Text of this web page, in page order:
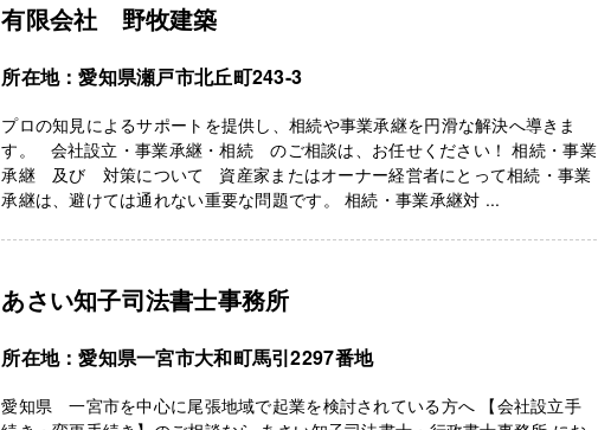
有限会社 野牧建築
所在地：愛知県瀬戸市北丘町243-3
プロの知見によるサポートを提供し、相続や事業承継を円滑な解決へ導きま
す。 会社設立・事業承継・相続 のご相談は、お任せください！ 相続・事業
承継 及び 対策について 資産家またはオーナー経営者にとって相続・事業
承継は、避けては通れない重要な問題です。 相続・事業承継対 ...
あさい知子司法書士事務所
所在地：愛知県一宮市大和町馬引2297番地
愛知県 一宮市を中心に尾張地域で起業を検討されている方へ 【会社設立手